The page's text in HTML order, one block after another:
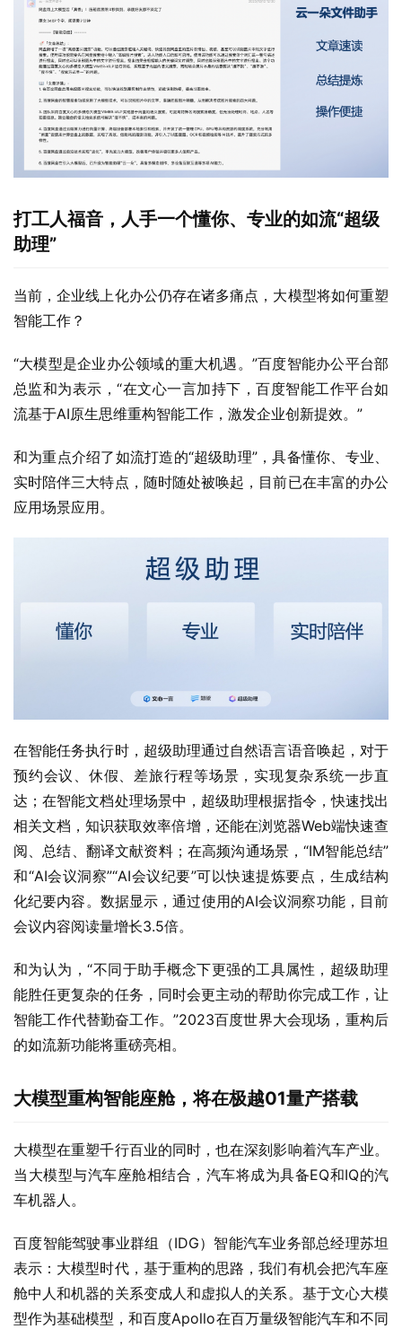
打工人福音，人手一个懂你、专业的如流“超级
助理”
当前，企业线上化办公仍存在诸多痛点，大模型将如何重塑
智能工作？
“大模型是企业办公领域的重大机遇。”百度智能办公平台部
总监和为表示，“在文心一言加持下，百度智能工作平台如
流基于AI原生思维重构智能工作，激发企业创新提效。”
和为重点介绍了如流打造的“超级助理”，具备懂你、专业、
实时陪伴三大特点，随时随处被唤起，目前已在丰富的办公
应用场景应用。
在智能任务执行时，超级助理通过自然语言语音唤起，对于
预约会议、休假、差旅行程等场景，实现复杂系统一步直
达；在智能文档处理场景中，超级助理根据指令，快速找出
相关文档，知识获取效率倍增，还能在浏览器Web端快速查
阅、总结、翻译文献资料；在高频沟通场景，“IM智能总结”
和“AI会议洞察”“AI会议纪要”可以快速提炼要点，生成结构
化纪要内容。数据显示，通过使用的AI会议洞察功能，目前
会议内容阅读量增长3.5倍。
和为认为，“不同于助手概念下更强的工具属性，超级助理
能胜任更复杂的任务，同时会更主动的帮助你完成工作，让
智能工作代替勤奋工作。”2023百度世界大会现场，重构后
的如流新功能将重磅亮相。
大模型重构智能座舱，将在极越01量产搭载
大模型在重塑千行百业的同时，也在深刻影响着汽车产业。
当大模型与汽车座舱相结合，汽车将成为具备EQ和IQ的汽
车机器人。
百度智能驾驶事业群组（IDG）智能汽车业务部总经理苏坦
表示：大模型时代，基于重构的思路，我们有机会把汽车座
舱中人和机器的关系变成人和虚拟人的关系。基于文心大模
型作为基础模型，和百度Apollo在百万量级智能汽车和不同